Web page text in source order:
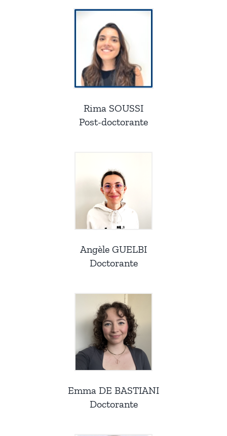
Rima SOUSSI
Post-doctorante
Angèle GUELBI
Doctorante
Emma DE BASTIANI
Doctorante